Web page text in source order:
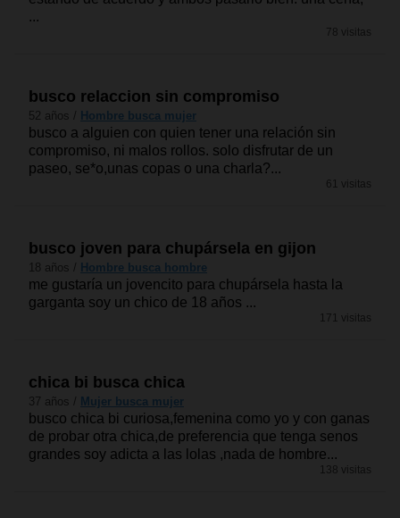
...
78 visitas
busco relaccion sin compromiso
52 años / Hombre busca mujer
busco a alguien con quien tener una relación sin
compromiso, ni malos rollos. solo disfrutar de un
paseo, se*o,unas copas o una charla?...
61 visitas
busco joven para chupársela en gijon
18 años / Hombre busca hombre
me gustaría un jovencito para chupársela hasta la
garganta soy un chico de 18 años ...
171 visitas
chica bi busca chica
37 años / Mujer busca mujer
busco chica bi curiosa,femenina como yo y con ganas
de probar otra chica,de preferencia que tenga senos
grandes soy adicta a las lolas ,nada de hombre...
138 visitas